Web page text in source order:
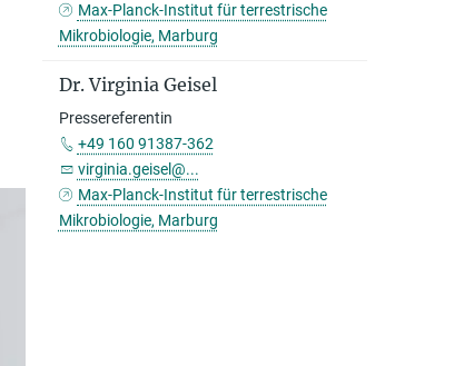
Max-Planck-Institut für terrestrische
Mikrobiologie, Marburg
Dr. Virginia Geisel
Pressereferentin
+49 160 91387-362
virginia.geisel@...
Max-Planck-Institut für terrestrische
Mikrobiologie, Marburg